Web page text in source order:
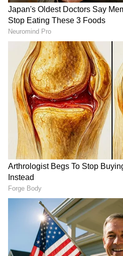
Image Credit :
ವಿಶ್ವದ ಅತಿ ಎತ್ತರದಲ್ಲಿರುವ
ದ್ವಿಮುಖ ರಸ್ತೆ ಸುರಂಗ
13.153 ಕಿ.ಮೀ. ಉದ್ದದ
ಕ್ಷಣಕ್ಕೆ ಸಾಕ್ಷಿಯಾಗಲಿದೆ.
ಇತಿಹಾಸದಲ್ಲಿ ಐತಿಹಾಸಿಕ
ಸಮುದ್ರ ಮಟ್ಟದಿಂದ ಸುಮಾರು
ಈ ಸುರಂಗವು ವಿಶ್ವದ ಅತಿ
ಟ್ಯೂಬ್ ದ್ವಿಮುಖ ರಸ್ತೆ ಸುರಂಗ
ಪಾತ್ರವಾಗಿದೆ.
Related Articles
ಸಿಲ್ಕ್‌ಬೋರ್ಡ್‌ To ಹೆಬ್ಬಾಳದ 17 ಕಿ.ಮೀ